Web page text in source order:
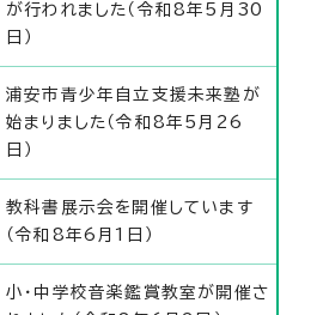
が行われました（令和8年5月30
日）
浦安市青少年自立支援未来塾が
始まりました（令和8年5月26
日）
教科書展示会を開催しています
（令和8年6月1日）
小・中学校音楽鑑賞教室が開催さ